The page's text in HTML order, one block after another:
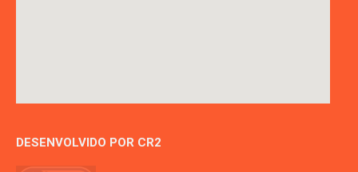
DESENVOLVIDO POR CR2